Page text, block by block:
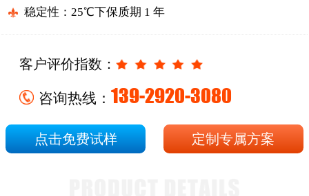
稳定性：25℃下保质期 1 年
客户评价指数：
咨询热线： 139-2920-3080
点击免费试样 定制专属方案